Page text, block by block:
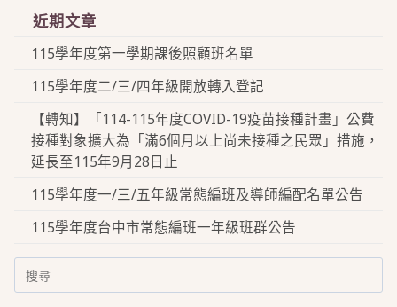
近期文章
115學年度第一學期課後照顧班名單
115學年度二/三/四年級開放轉入登記
【轉知】「114-115年度COVID-19疫苗接種計畫」公費
接種對象擴大為「滿6個月以上尚未接種之民眾」措施，
延長至115年9月28日止
115學年度一/三/五年級常態編班及導師編配名單公告
115學年度台中市常態編班一年級班群公告
Search
for: